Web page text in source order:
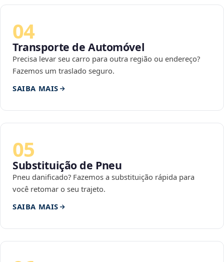
04
Transporte de Automóvel
Precisa levar seu carro para outra região ou endereço?
Fazemos um traslado seguro.
SAIBA MAIS
05
Substituição de Pneu
Pneu danificado? Fazemos a substituição rápida para
você retomar o seu trajeto.
SAIBA MAIS